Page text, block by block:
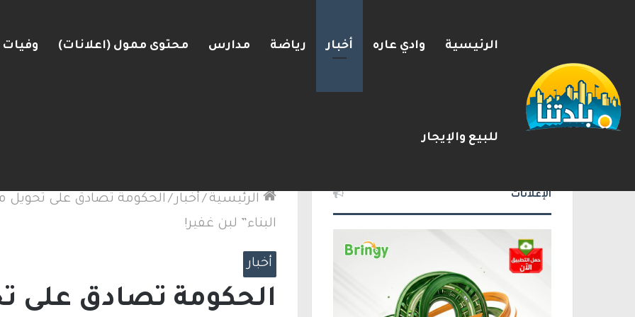
الرئيسية وادي عاره أخبار رياضة مدارس محتوى ممول (اعلانات) وفيات
للبيع والإيجار
2026-08-07 شريط الأخبار يوآف سيغالوفيتش يستقيل من الكنيست ويغادر “يش عتيد”.. وترقب لوجهته
الرئيسية / أخبار / الحكومة تصادق على تحويل
البناء” لبن غفير!
أخبار
الحكومة تصادق على
الإعلانات